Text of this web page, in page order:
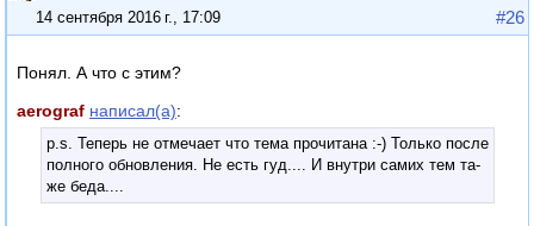
14 сентября 2016 г., 17:09 #26
Понял. А что с этим?
aerograf написал(а):
p.s. Теперь не отмечает что тема прочитана :-) Только после
полного обновления. Не есть гуд.... И внутри самих тем та-
же беда....